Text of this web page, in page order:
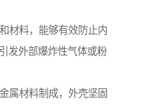
材料，能够有效防止内
发外部爆炸性气体或粉
属材料制成，外壳坚固